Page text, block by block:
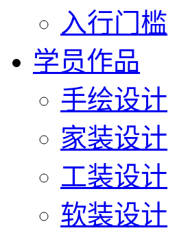
入行门槛
学员作品
手绘设计
家装设计
工装设计
软装设计